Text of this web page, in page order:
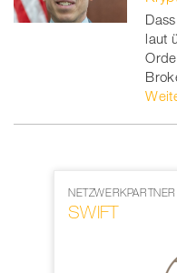
laut
NETZWERKPARTNER
SWIFT